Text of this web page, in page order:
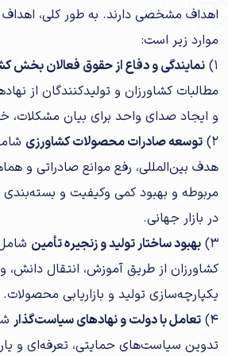
اهداف مشخصی دارند. به طور کلی،
موارد زیر است:
1) نمایندگی و دفاع از حقوق فعالان بخش
مطالبات کشاورزان و تولیدکنندگان از
و ایجاد صدای واحد برای بیان مشکلات،
2) توسعه صادرات محصولات کشاورزی
هدف بین‌المللی، رفع موانع صادراتی و
مربوطه و بهبود کمی وکیفیت و
در بازار جهانی.
3) بهبود ساختار تولید و زنجیره تأمین
کشاورزان از طریق آموزش، انتقال دانش،
یکپارچه‌سازی تولید و بازاریابی محصولات.
4) تعامل با دولت و نهادهای سیاست‌گذار
تدوین سیاست‌های حمایتی، تعرفه‌ای و